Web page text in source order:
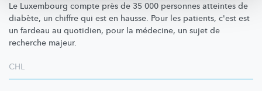
Le Luxembourg compte près de 35 000 personnes atteintes de
diabète, un chiffre qui est en hausse. Pour les patients, c'est est
un fardeau au quotidien, pour la médecine, un sujet de
recherche majeur.
CHL